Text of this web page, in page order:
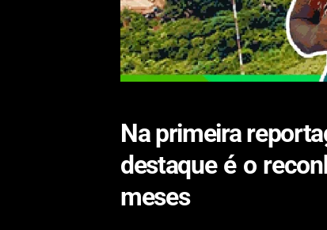
Na primeira
destaque é o
meses